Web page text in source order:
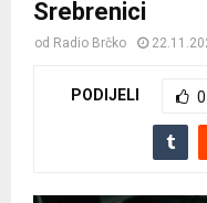
Srebrenici
od Radio Brčko
PODIJELI 0